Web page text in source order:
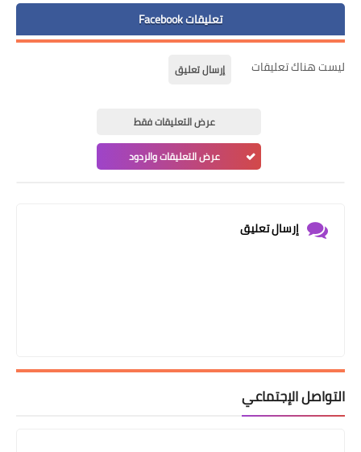
تعليقات Facebook
ليست هناك تعليقات إرسال تعليق
عرض التعليقات فقط
عرض التعليقات والردود
إرسال تعليق
التواصل الإجتماعي